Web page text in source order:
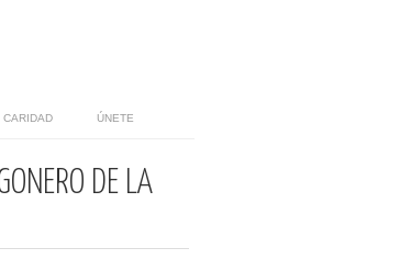
CARIDAD ÚNETE
DE LA